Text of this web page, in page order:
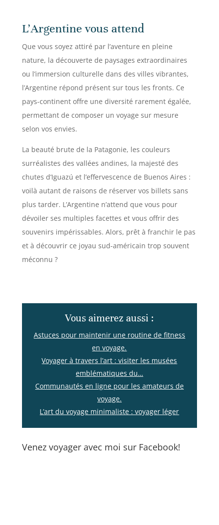
L’Argentine vous attend
Que vous soyez attiré par l’aventure en pleine
nature, la découverte de paysages extraordinaires
ou l’immersion culturelle dans des villes vibrantes,
l’Argentine répond présent sur tous les fronts. Ce
pays-continent offre une diversité rarement égalée,
permettant de composer un voyage sur mesure
selon vos envies.
La beauté brute de la Patagonie, les couleurs
surréalistes des vallées andines, la majesté des
chutes d’Iguazú et l’effervescence de Buenos Aires :
voilà autant de raisons de réserver vos billets sans
plus tarder. L’Argentine n’attend que vous pour
dévoiler ses multiples facettes et vous offrir des
souvenirs impérissables. Alors, prêt à franchir le pas
et à découvrir ce joyau sud-américain trop souvent
méconnu ?
Vous aimerez aussi :
Astuces pour maintenir une routine de fitness
en voyage.
Voyager à travers l’art : visiter les musées
emblématiques du…
Communautés en ligne pour les amateurs de
voyage.
L’art du voyage minimaliste : voyager léger
Venez voyager avec moi sur Facebook!